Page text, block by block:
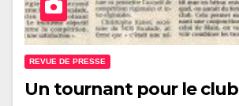
REVUE DE PRESSE
Un tournant pour le club